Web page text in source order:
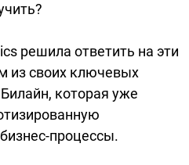
решила ответить на эти
из своих ключевых
которая уже
процессы.